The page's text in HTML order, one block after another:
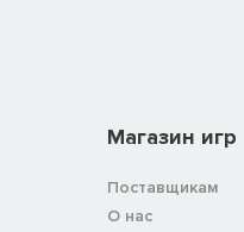
Магазин игр
Поставщикам
О нас